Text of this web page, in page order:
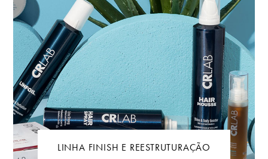
LINHA FINISH E REESTRUTURAÇÃO